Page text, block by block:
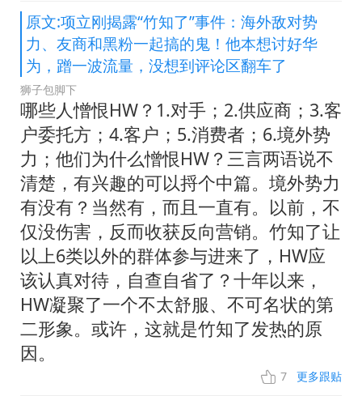
原文:项立刚揭露“竹知了”事件：海外敌对势
力、友商和黑粉一起搞的鬼！他本想讨好华
为，蹭一波流量，没想到评论区翻车了
狮子包脚下
哪些人憎恨HW？1.对手；2.供应商；3.客
户委托方；4.客户；5.消费者；6.境外势
力；他们为什么憎恨HW？三言两语说不
清楚，有兴趣的可以捋个中篇。境外势力
有没有？当然有，而且一直有。以前，不
仅没伤害，反而收获反向营销。竹知了让
以上6类以外的群体参与进来了，HW应
该认真对待，自查自省了？十年以来，
HW凝聚了一个不太舒服、不可名状的第
二形象。或许，这就是竹知了发热的原
因。
7 更多跟贴